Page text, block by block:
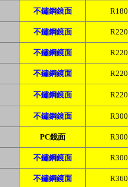
不鏽鋼鏡面
不鏽鋼鏡面
不鏽鋼鏡面
不鏽鋼鏡面
不鏽鋼鏡面
不鏽鋼鏡面
PC鏡面
不鏽鋼鏡面
不鏽鋼鏡面